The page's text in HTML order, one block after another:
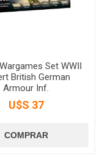
Set WWII
British German
Armour Inf.
U$S 37